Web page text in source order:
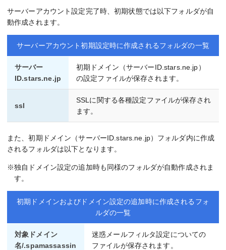
サーバーアカウント設定完了時、初期状態では以下フォルダが自
動作成されます。
サーバーアカウント初期設定時に作成されるフォルダの一覧
サーバー
ID.stars.ne.jp
初期ドメイン（サーバーID.stars.ne.jp）
の設定ファイルが保存されます。
ssl
SSLに関する各種設定ファイルが保存され
ます。
また、初期ドメイン（サーバーID.stars.ne.jp）フォルダ内に作成
されるフォルダは以下となります。
※独自ドメイン設定の追加時も同様のフォルダが自動作成されま
す。
初期ドメインおよびドメイン設定の追加時に作成されるフォ
ルダの一覧
対象ドメイン
名/.spamassassin
迷惑メールフィルタ設定についての
ファイルが保存されます。